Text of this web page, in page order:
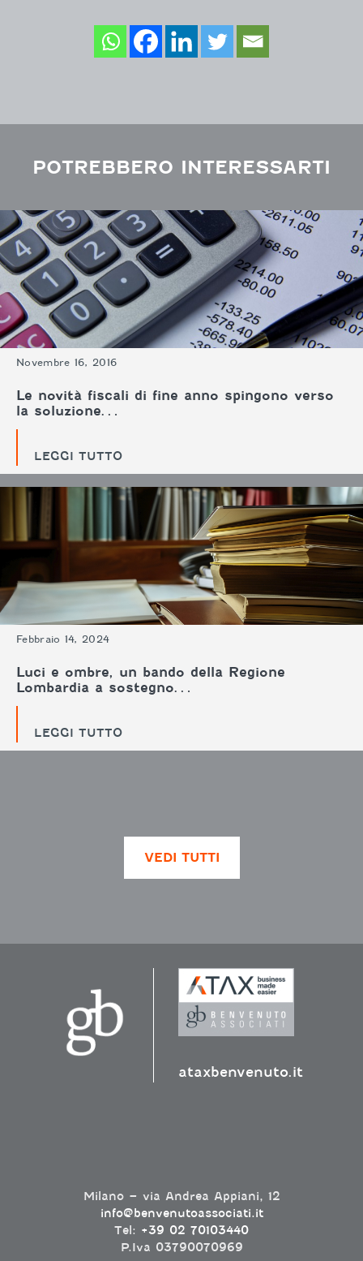
POTREBBERO INTERESSARTI
Novembre 16, 2016
Le novità fiscali di fine anno spingono verso
la soluzione…
LEGGI TUTTO
Febbraio 14, 2024
Luci e ombre, un bando della Regione
Lombardia a sostegno…
LEGGI TUTTO
VEDI TUTTI
ataxbenvenuto.it
Milano – via Andrea Appiani, 12
info@benvenutoassociati.it
Tel: +39 02 70103440
P.Iva 03790070969